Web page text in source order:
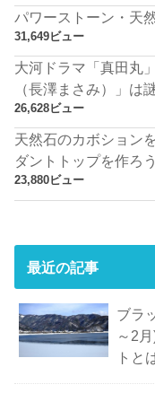
パワーストーン・天
31,649ビュー
大河ドラマ「真田丸
（長澤まさみ）」は
26,628ビュー
天然石のカボション
ダントトップを作ろう
23,880ビュー
最近の記事
ブラ
～2
トと